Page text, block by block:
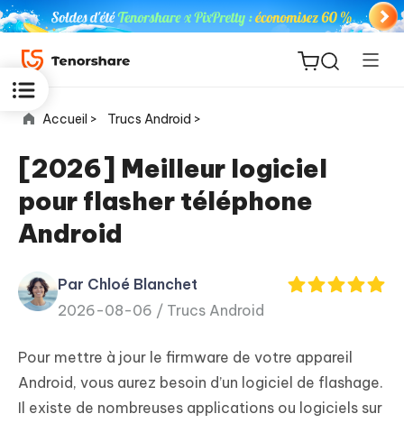
ReiBoot
for iOS
PDNob
PDF
New
iAnyGo
Accueil > Trucs Android >
[2026] Meilleur logiciel
pour flasher téléphone
Android
Par Chloé Blanchet
2026-08-06 / Trucs Android
Pour mettre à jour le firmware de votre appareil
Android, vous aurez besoin d’un logiciel de flashage.
Il existe de nombreuses applications ou logiciels sur